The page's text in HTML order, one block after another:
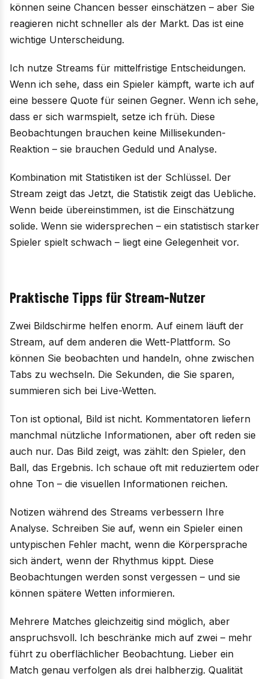
können seine Chancen besser einschätzen – aber Sie
reagieren nicht schneller als der Markt. Das ist eine
wichtige Unterscheidung.
Ich nutze Streams für mittelfristige Entscheidungen.
Wenn ich sehe, dass ein Spieler kämpft, warte ich auf
eine bessere Quote für seinen Gegner. Wenn ich sehe,
dass er sich warmspielt, setze ich früh. Diese
Beobachtungen brauchen keine Millisekunden-
Reaktion – sie brauchen Geduld und Analyse.
Kombination mit Statistiken ist der Schlüssel. Der
Stream zeigt das Jetzt, die Statistik zeigt das Uebliche.
Wenn beide übereinstimmen, ist die Einschätzung
solide. Wenn sie widersprechen – ein statistisch starker
Spieler spielt schwach – liegt eine Gelegenheit vor.
Praktische Tipps für Stream-Nutzer
Zwei Bildschirme helfen enorm. Auf einem läuft der
Stream, auf dem anderen die Wett-Plattform. So
können Sie beobachten und handeln, ohne zwischen
Tabs zu wechseln. Die Sekunden, die Sie sparen,
summieren sich bei Live-Wetten.
Ton ist optional, Bild ist nicht. Kommentatoren liefern
manchmal nützliche Informationen, aber oft reden sie
auch nur. Das Bild zeigt, was zählt: den Spieler, den
Ball, das Ergebnis. Ich schaue oft mit reduziertem oder
ohne Ton – die visuellen Informationen reichen.
Notizen während des Streams verbessern Ihre
Analyse. Schreiben Sie auf, wenn ein Spieler einen
untypischen Fehler macht, wenn die Körpersprache
sich ändert, wenn der Rhythmus kippt. Diese
Beobachtungen werden sonst vergessen – und sie
können spätere Wetten informieren.
Mehrere Matches gleichzeitig sind möglich, aber
anspruchsvoll. Ich beschränke mich auf zwei – mehr
führt zu oberflächlicher Beobachtung. Lieber ein
Match genau verfolgen als drei halbherzig. Qualität